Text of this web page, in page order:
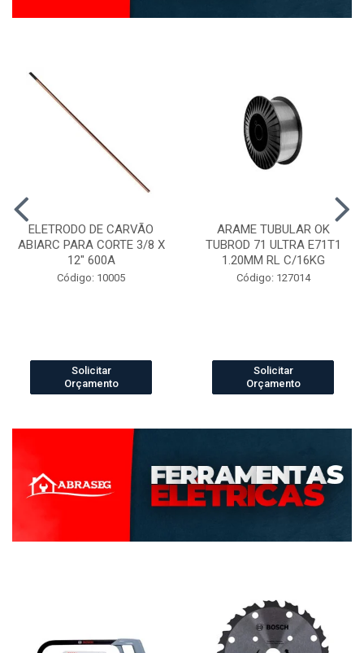
ELETRODO DE CARVÃO
ABIARC PARA CORTE 3/8 X
12" 600A
Código: 10005
Solicitar
Orçamento
ARAME TUBULAR OK
TUBROD 71 ULTRA E71T1
1.20MM RL C/16KG
Código: 127014
Solicitar
Orçamento